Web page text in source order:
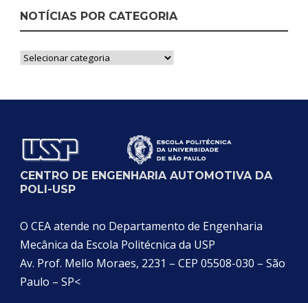
NOTÍCIAS POR CATEGORIA
Notícias
CENTRO DE ENGENHARIA AUTOMOTIVA DA
POLI-USP
O CEA atende no Departamento de Engenharia
Mecânica da Escola Politécnica da USP
Av. Prof. Mello Moraes, 2231 – CEP 05508-030 – São
Paulo – SP<